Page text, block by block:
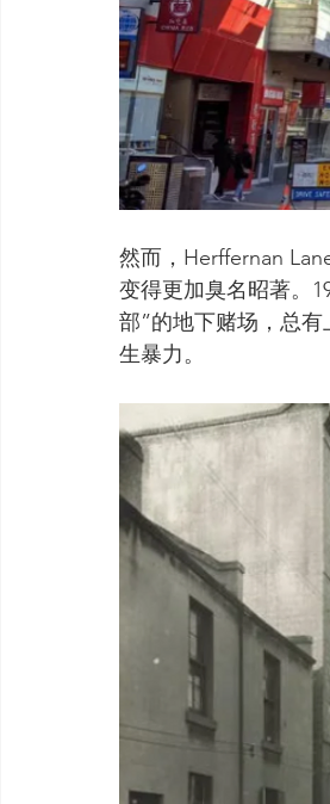
然而，Herffernan
变得更加臭名昭著。
部”的地下赌场，总
生暴力。